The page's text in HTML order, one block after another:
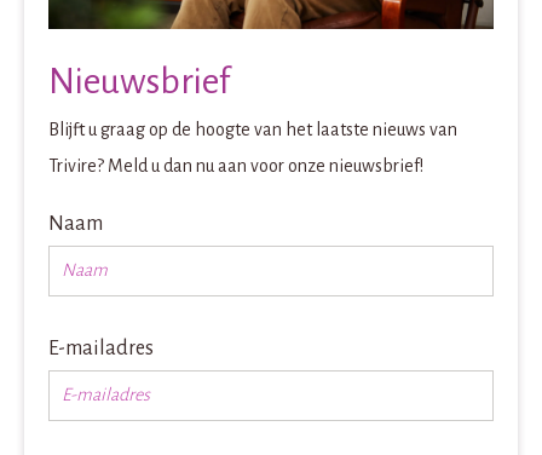
Nieuwsbrief
Blijft u graag op de hoogte van het laatste nieuws van
Trivire? Meld u dan nu aan voor onze nieuwsbrief!
Naam
E-mailadres